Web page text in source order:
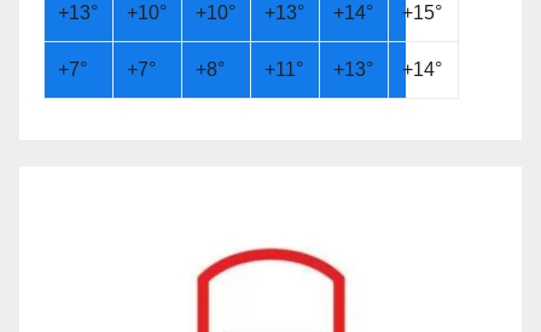
+13° +10° +10° +13° +14° +15°
+7° +7° +8° +11° +13° +14°